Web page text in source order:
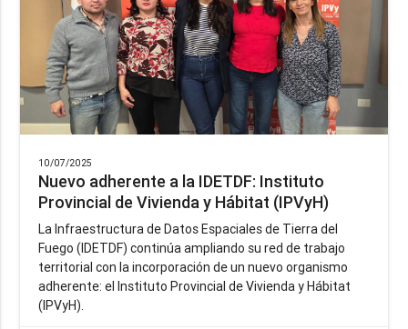
10/07/2025
Nuevo adherente a la IDETDF: Instituto
Provincial de Vivienda y Hábitat (IPVyH)
La Infraestructura de Datos Espaciales de Tierra del
Fuego (IDETDF) continúa ampliando su red de trabajo
territorial con la incorporación de un nuevo organismo
adherente: el Instituto Provincial de Vivienda y Hábitat
(IPVyH).